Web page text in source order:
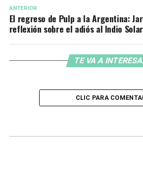
ANTERIOR
El regreso de Pulp a la Argentina:
reflexión sobre el adiós al Indio
TE VA A
CLIC PARA